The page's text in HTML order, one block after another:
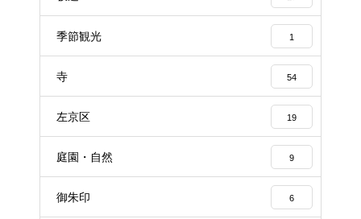
季節観光 1
寺 54
左京区 19
庭園・自然 9
御朱印 6